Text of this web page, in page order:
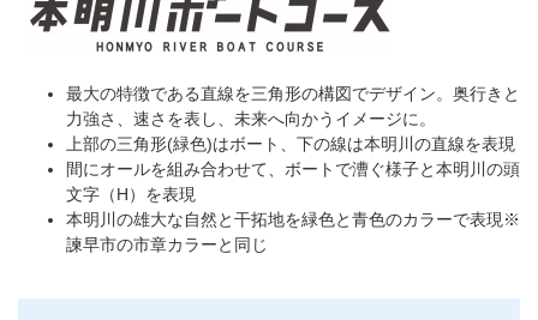
最大の特徴である直線を三角形の構図でデザイン。奥行きと
力強さ、速さを表し、未来へ向かうイメージに。
上部の三角形(緑色)はボート、下の線は本明川の直線を表現
間にオールを組み合わせて、ボートで漕ぐ様子と本明川の頭
文字（H）を表現
本明川の雄大な自然と干拓地を緑色と青色のカラーで表現※
諫早市の市章カラーと同じ